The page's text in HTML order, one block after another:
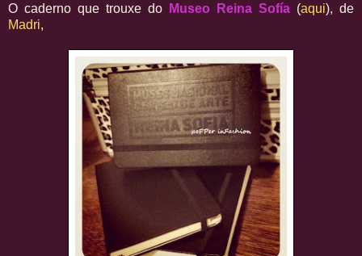
O caderno que trouxe do Museo Reina Sofía (aqui), de
Madri,